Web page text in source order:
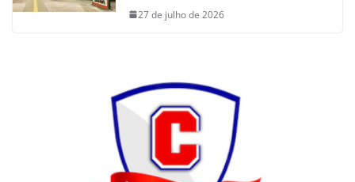
27 de julho de 2026